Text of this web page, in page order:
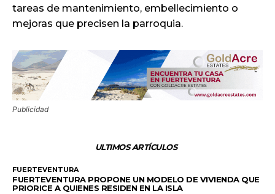
tareas de mantenimiento, embellecimiento o
mejoras que precisen la parroquia.
Publicidad
ULTIMOS ARTÍCULOS
FUERTEVENTURA
FUERTEVENTURA PROPONE UN MODELO DE VIVIENDA QUE
PRIORICE A QUIENES RESIDEN EN LA ISLA